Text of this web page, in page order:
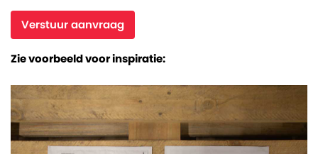
Verstuur aanvraag
Zie voorbeeld voor inspiratie: